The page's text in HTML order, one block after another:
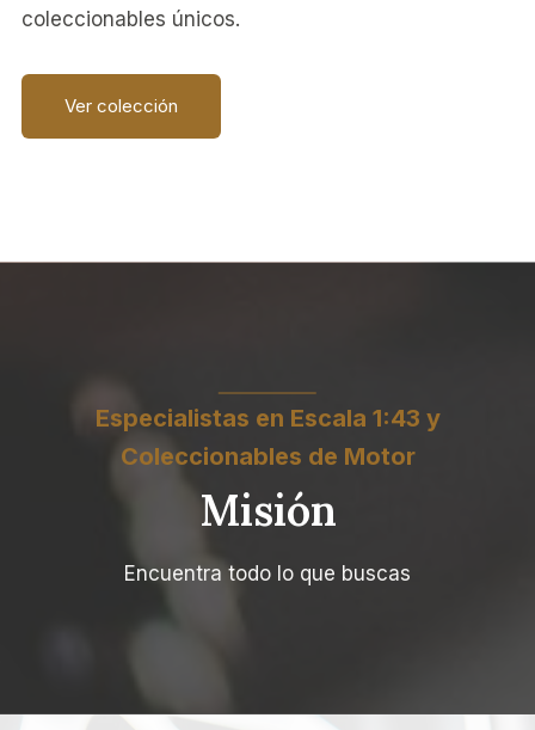
coleccionables únicos.
Ver colección
Especialistas en Escala 1:43 y
Coleccionables de Motor
Misión
Encuentra todo lo que buscas